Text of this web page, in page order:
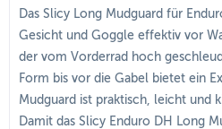
Das Slicy Long Mudguard für
Gesicht und Goggle effektiv vor
der vom Vorderrad hoch
Form bis vor die Gabel bietet ein
Mudguard ist praktisch, leicht und
Damit das Slicy Enduro DH Long